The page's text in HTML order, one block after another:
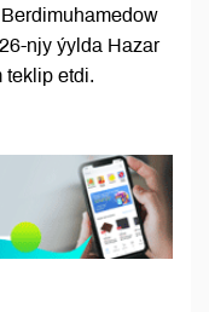
njy ýylda Hazar
teklip etdi.